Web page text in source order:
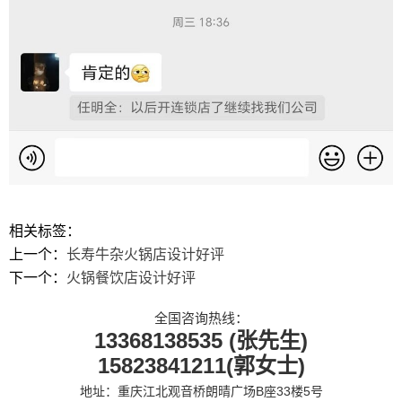
相关标签：
上一个： 长寿牛杂火锅店设计好评
下一个： 火锅餐饮店设计好评
全国咨询热线：
13368138535 (张先生)
15823841211(郭女士)
地址：重庆江北观音桥朗晴广场B座33楼5号